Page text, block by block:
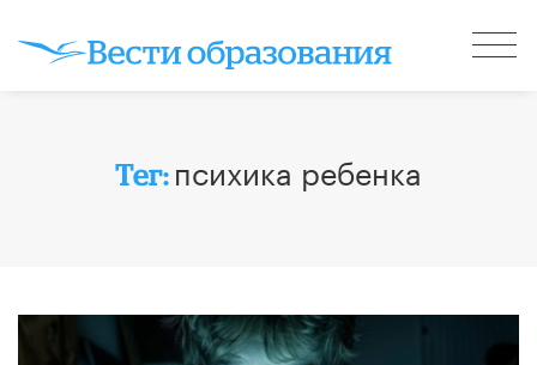
Тег: психика ребенка